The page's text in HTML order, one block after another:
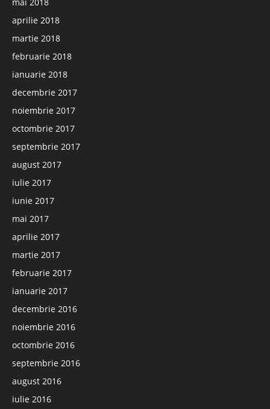
aprilie 2018
martie 2018
februarie 2018
ianuarie 2018
decembrie 2017
noiembrie 2017
octombrie 2017
septembrie 2017
august 2017
iulie 2017
iunie 2017
mai 2017
aprilie 2017
martie 2017
februarie 2017
ianuarie 2017
decembrie 2016
noiembrie 2016
octombrie 2016
septembrie 2016
august 2016
iulie 2016